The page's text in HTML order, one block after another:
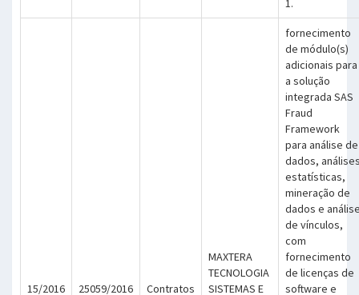
1.
15/2016 25059/2016 Contratos
MAXTERA
TECNOLOGIA
SISTEMAS E
fornecimento
de módulo(s)
adicionais para
a solução
integrada SAS
Fraud
Framework
para análise de
dados,
estatísticas,
mineração de
dados e
de vínculos,
com
fornecimento
de licenças de
software e